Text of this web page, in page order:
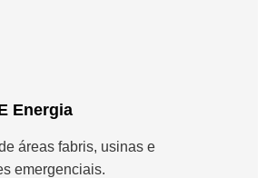
Energia
áreas fabris, usinas e
emergenciais.